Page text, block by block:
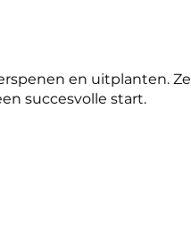
en uitplanten. Ze
succesvolle start.